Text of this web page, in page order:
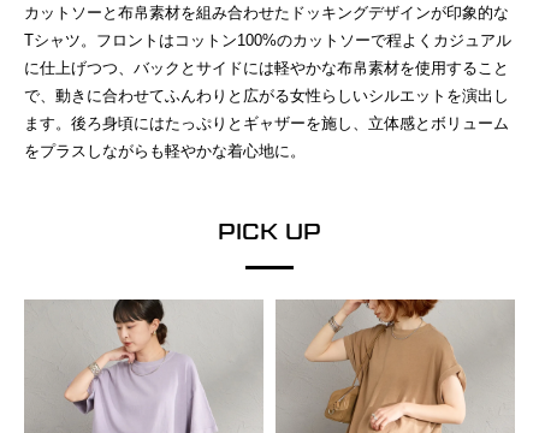
カットソーと布帛素材を組み合わせたドッキングデザインが印象的な
Tシャツ。フロントはコットン100%のカットソーで程よくカジュアル
に仕上げつつ、バックとサイドには軽やかな布帛素材を使用すること
で、動きに合わせてふんわりと広がる女性らしいシルエットを演出し
ます。後ろ身頃にはたっぷりとギャザーを施し、立体感とボリューム
をプラスしながらも軽やかな着心地に。
PICK UP